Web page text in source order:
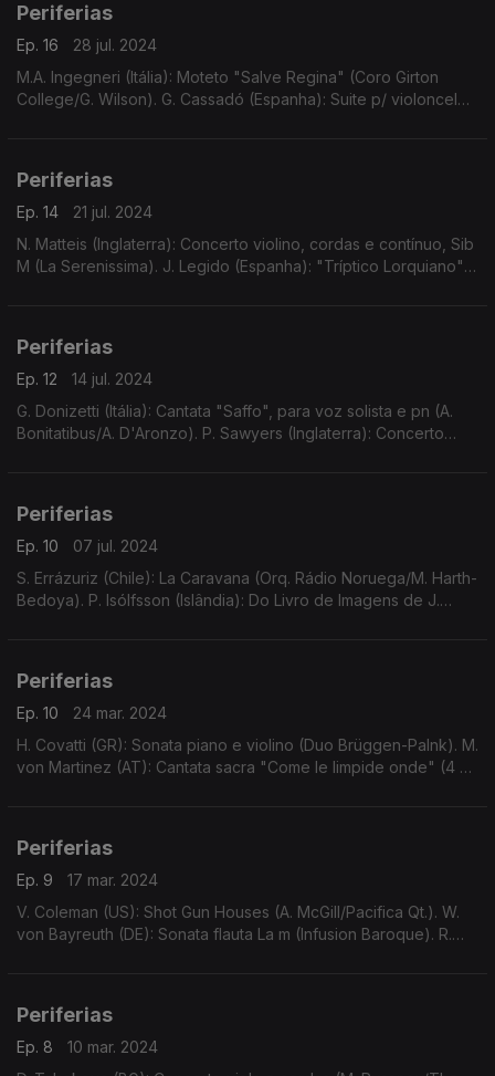
Periferias
Ep. 16
28 jul. 2024
M.A. Ingegneri (Itália): Moteto "Salve Regina" (Coro Girton
College/G. Wilson). G. Cassadó (Espanha): Suite p/ violoncelo
Periferias
Ep. 14
21 jul. 2024
N. Matteis (Inglaterra): Concerto violino, cordas e contínuo, Sib
M (La Serenissima). J. Legido (Espanha): "Tríptico Lorquiano"
Periferias
Ep. 12
14 jul. 2024
G. Donizetti (Itália): Cantata "Saffo", para voz solista e pn (A.
Bonitatibus/A. D'Aronzo). P. Sawyers (Inglaterra): Concerto
Periferias
Ep. 10
07 jul. 2024
S. Errázuriz (Chile): La Caravana (Orq. Rádio Noruega/M. Harth-
Bedoya). P. Isólfsson (Islândia): Do Livro de Imagens de J.
Periferias
Ep. 10
24 mar. 2024
H. Covatti (GR): Sonata piano e violino (Duo Brüggen-Palnk). M.
von Martinez (AT): Cantata sacra "Come le limpide onde" (4 vv
Periferias
Ep. 9
17 mar. 2024
V. Coleman (US): Shot Gun Houses (A. McGill/Pacifica Qt.). W.
von Bayreuth (DE): Sonata flauta La m (Infusion Baroque). R.
Periferias
Ep. 8
10 mar. 2024